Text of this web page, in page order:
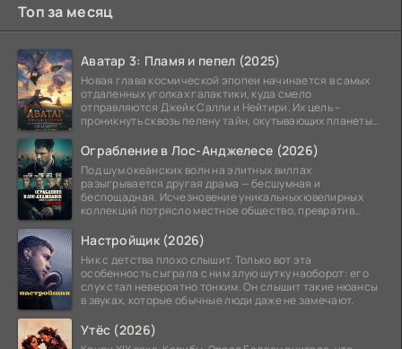
Топ за месяц
Аватар 3: Пламя и пепел (2025)
Новая глава космической эпопеи начинается в самых
отдаленных уголках галактики, куда смело
отправляются Джейк Салли и Нейтири. Их цель –
проникнуть сквозь пелену тайн, окутывающих планеты
Ограбление в Лос-Анджелесе (2026)
Под шум океанских волн на элитных виллах
разыгрывается другая драма — бесшумная и
беспощадная. Исчезновение уникальных ювелирных
коллекций потрясло местное общество, превратив
Настройщик (2026)
Ник с детства плохо слышит. Только вот эта
особенность сыграла с ним злую шутку наоборот: его
слух стал невероятно тонким. Он слышит такие нюансы
в звуках, которые обычные люди даже не замечают.
Утёс (2026)